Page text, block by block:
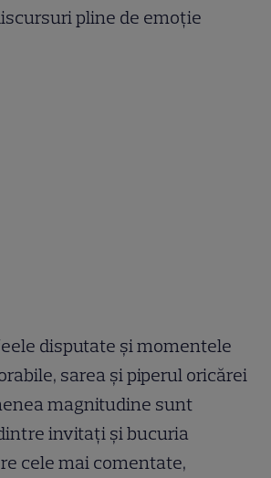
pline de emoție
disputate și momentele
sarea și piperul oricărei
magnitudine sunt
invitați și bucuria
cele mai comentate,